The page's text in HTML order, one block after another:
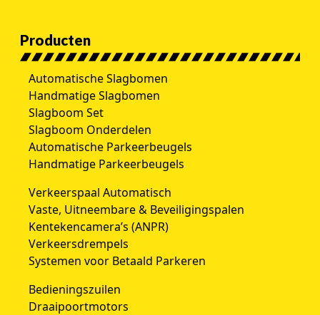
Producten
Automatische Slagbomen
Handmatige Slagbomen
Slagboom Set
Slagboom Onderdelen
Automatische Parkeerbeugels
Handmatige Parkeerbeugels
Verkeerspaal Automatisch
Vaste, Uitneembare & Beveiligingspalen
Kentekencamera’s (ANPR)
Verkeersdrempels
Systemen voor Betaald Parkeren
Bedieningszuilen
Draaipoortmotors